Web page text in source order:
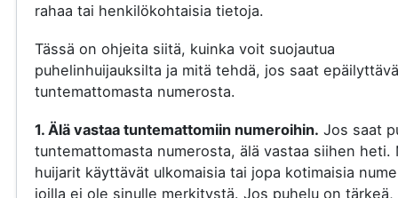
rahaa tai henkilökohtaisia tietoja.
Tässä on ohjeita siitä, kuinka voit suojautua
puhelinhuijauksilta ja mitä tehdä, jos saat
tuntemattomasta numerosta.
1. Älä vastaa tuntemattomiin numeroihin. Jos saat
tuntemattomasta numerosta, älä vastaa siihen heti.
huijarit käyttävät ulkomaisia tai jopa kotimaisia
joilla ei ole sinulle merkitystä. Jos puhelu on